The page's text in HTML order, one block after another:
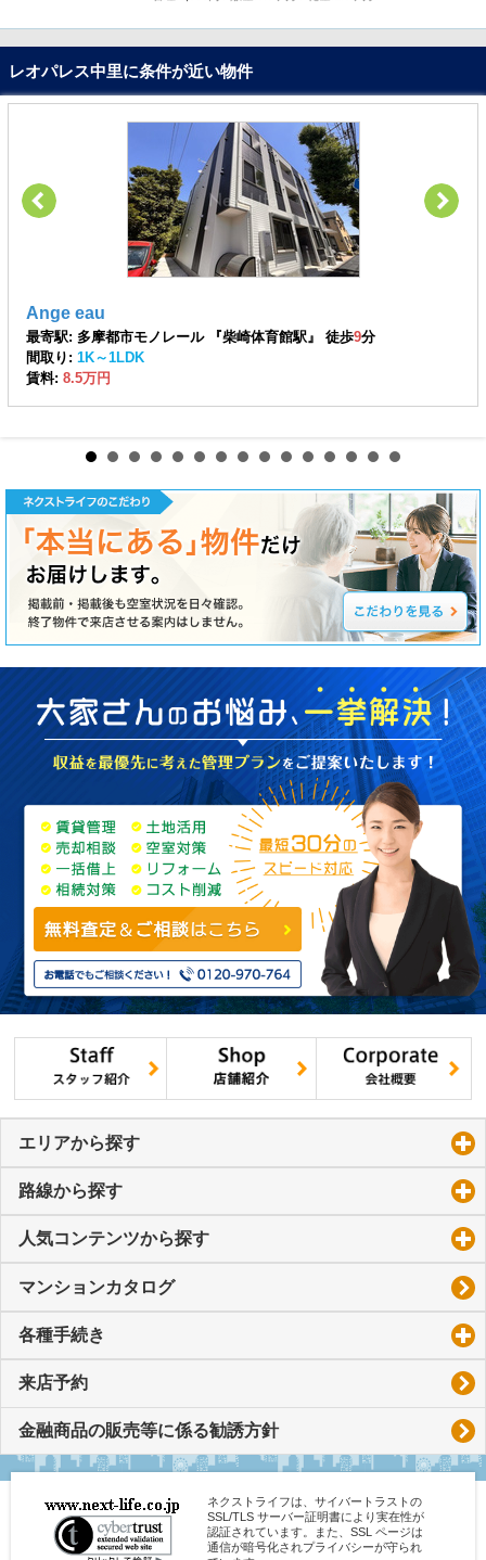
レオパレス中里に条件が近い物件
Ange eau
最寄駅: 多摩都市モノレール 『柴崎体育館駅』 徒歩9分
間取り: 1K～1LDK
賃料: 8.5万円
エリアから探す
路線から探す
人気コンテンツから探す
マンションカタログ
各種手続き
来店予約
金融商品の販売等に係る勧誘方針
ネクストライフは、サイバートラストの
SSL/TLS サーバー証明書により実在性が
認証されています。また、SSL ページは
通信が暗号化されプライバシーが守られ